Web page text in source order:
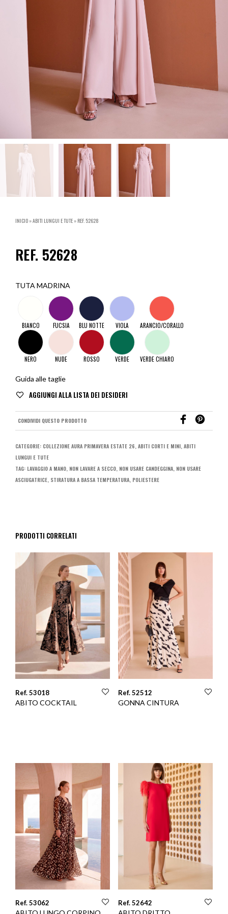
INICIO »ABITI LUNGUI E TUTE » REF. 52628
REF. 52628
TUTA MADRINA
BIANCO FUCSIA BLU NOTTE VIOLA ARANCIO/CORALLO
NERO NUDE ROSSO VERDE VERDE CHIARO
Guida alle taglie
CONDIVIDI QUESTO PRODOTTO
CATEGORIE: COLLEZIONE AURA PRIMAVERA ESTATE 26, ABITI CORTI E MINI, ABITI
LUNGUI E TUTE
TAG: LAVAGGIO A MANO, NON LAVARE A SECCO, NON USARE CANDEGGINA, NON USARE
ASCIUGATRICE, STIRATURA A BASSA TEMPERATURA, POLIESTERE
PRODOTTI CORRELATI
Ref. 53018
ABITO COCKTAIL
Ref. 52512
GONNA CINTURA
Ref. 53062 Ref. 52642